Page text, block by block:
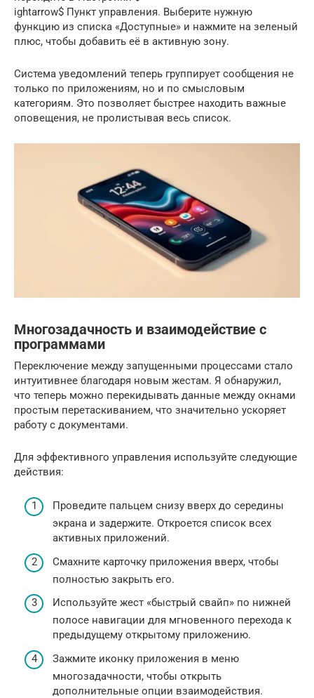
ightarrow$ Пункт управления. Выберите нужную
функцию из списка «Доступные» и нажмите на зеленый
плюс, чтобы добавить её в активную зону.
Система уведомлений теперь группирует сообщения не
только по приложениям, но и по смысловым
категориям. Это позволяет быстрее находить важные
оповещения, не пролистывая весь список.
Многозадачность и взаимодействие с
программами
Переключение между запущенными процессами стало
интуитивнее благодаря новым жестам. Я обнаружил,
что теперь можно перекидывать данные между окнами
простым перетаскиванием, что значительно ускоряет
работу с документами.
Для эффективного управления используйте следующие
действия:
Проведите пальцем снизу вверх до середины
экрана и задержите. Откроется список всех
активных приложений.
Смахните карточку приложения вверх, чтобы
полностью закрыть его.
Используйте жест «быстрый свайп» по нижней
полосе навигации для мгновенного перехода к
предыдущему открытому приложению.
Зажмите иконку приложения в меню
многозадачности, чтобы открыть
дополнительные опции взаимодействия.